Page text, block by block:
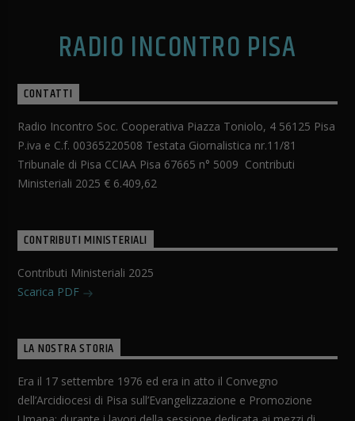
RADIO INCONTRO PISA
CONTATTI
Radio Incontro Soc. Cooperativa Piazza Toniolo, 4 56125 Pisa
P.iva e C.f. 00365220508 Testata Giornalistica nr.11/81
Tribunale di Pisa CCIAA Pisa 67665 n° 5009 Contributi
Ministeriali 2025 € 6.409,62
CONTRIBUTI MINISTERIALI
Contributi Ministeriali 2025
Scarica PDF
LA NOSTRA STORIA
Era il 17 settembre 1976 ed era in atto il Convegno
dell’Arcidiocesi di Pisa sull’Evangelizzazione e Promozione